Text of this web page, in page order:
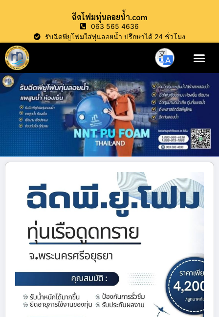
ฉีดโฟมทุ่นลอยน้ำ.com
063 565 4636
รับฉีดพียูโฟมใส่ทุ่นลอยน้ำ ปรึกษาได้ 24 ชั่วโมง